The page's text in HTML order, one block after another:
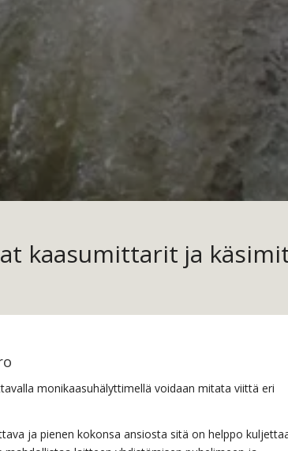
kaasumittarit ja
monikaasuhälyttimellä voidaan mitata viittä eri
ja pienen kokonsa ansiosta sitä on helppo